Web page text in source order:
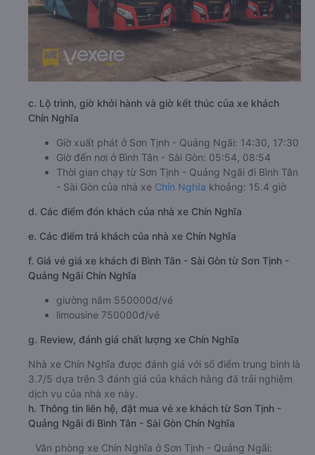
c. Lộ trình, giờ khởi hành và giờ kết thúc của xe khách
Chín Nghĩa
Giờ xuất phát ở Sơn Tịnh - Quảng Ngãi: 14:30, 17:30
Giờ đến nơi ở Bình Tân - Sài Gòn: 05:54, 08:54
Thời gian chạy từ Sơn Tịnh - Quảng Ngãi đi Bình Tân
- Sài Gòn của nhà xe Chín Nghĩa khoảng: 15.4 giờ
d. Các điểm đón khách của nhà xe Chín Nghĩa
e. Các điểm trả khách của nhà xe Chín Nghĩa
f. Giá vé giá xe khách đi Bình Tân - Sài Gòn từ Sơn Tịnh -
Quảng Ngãi Chín Nghĩa
giường nằm 550000đ/vé
limousine 750000đ/vé
g. Review, đánh giá chất lượng xe Chín Nghĩa
Nhà xe Chín Nghĩa được đánh giá với số điểm trung bình là
3.7/5 dựa trên 3 đánh giá của khách hàng đã trải nghiệm
dịch vụ của nhà xe này.
h. Thông tin liên hệ, đặt mua vé xe khách từ Sơn Tịnh -
Quảng Ngãi đi Bình Tân - Sài Gòn Chín Nghĩa
Văn phòng xe Chín Nghĩa ở Sơn Tịnh - Quảng Ngãi: